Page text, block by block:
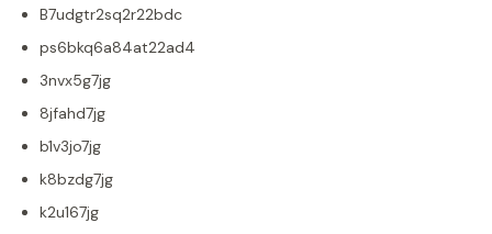
B7udgtr2sq2r22bdc
ps6bkq6a84at22ad4
3nvx5g7jg
8jfahd7jg
b1v3jo7jg
k8bzdg7jg
k2u167jg